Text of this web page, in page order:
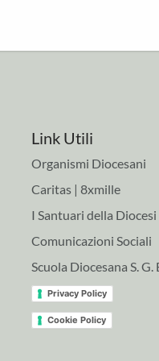
Link Utili
Organismi Diocesani
Caritas | 8xmille
I Santuari della Diocesi
Comunicazioni Sociali
Scuola Diocesana S. G.
Privacy Policy
Cookie Policy